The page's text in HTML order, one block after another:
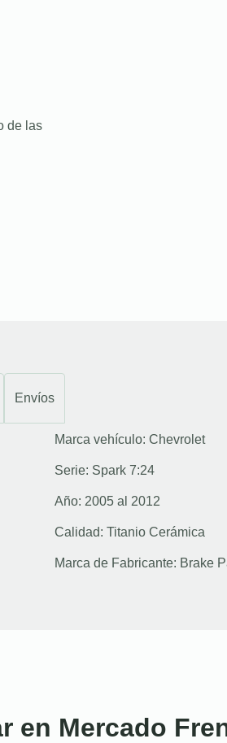
de las
Envíos
Marca vehículo: Chevrolet
Serie: Spark 7:24
Año: 2005 al 2012
Calidad: Titanio Cerámica
Marca de Fabricante: Brake
en Mercado